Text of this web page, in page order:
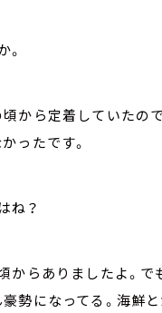
。
から定着していたの
ったです。
ね？
からありましたよ。で
勢になってる。海鮮と